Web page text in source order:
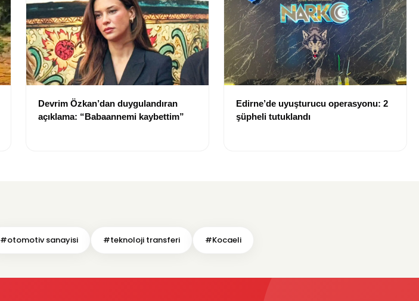
Devrim Özkan’dan duygulandıran
açıklama: “Babaannemi kaybettim”
Edirne’de uyuşturucu operasyonu: 2
şüpheli tutuklandı
#otomotiv sanayisi #teknoloji transferi #Kocaeli